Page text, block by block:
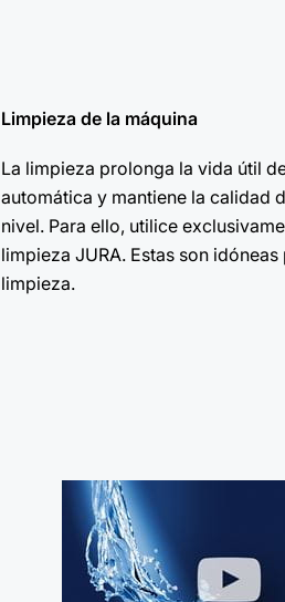
Limpieza de la máquina
La limpieza prolonga la vida útil
automática y mantiene la calidad
nivel. Para ello, utilice
limpieza JURA. Estas son
limpieza.